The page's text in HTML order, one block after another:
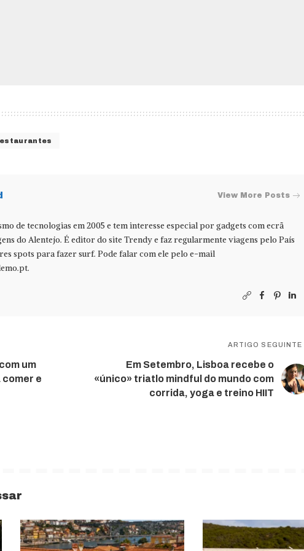
View More Posts
de tecnologias em 2005 e tem interesse especial por gadgets com ecrã
do Alentejo. É editor do site Trendy e faz regularmente viagens pelo País
spots para fazer surf. Pode falar com ele pelo e-mail
.
um
e
ARTIGO SEGUINTE
Em Setembro, Lisboa recebe o
«único» triatlo mindful do mundo com
corrida, yoga e treino HIIT